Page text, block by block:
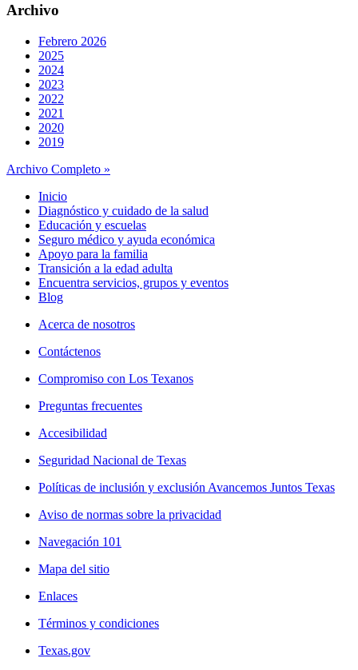
Archivo
Febrero 2026
2025
2024
2023
2022
2021
2020
2019
Archivo Completo »
Inicio
Diagnóstico y cuidado de la salud
Educación y escuelas
Seguro médico y ayuda económica
Apoyo para la familia
Transición a la edad adulta
Encuentra servicios, grupos y eventos
Blog
Acerca de nosotros
Contáctenos
Compromiso con Los Texanos
Preguntas frecuentes
Accesibilidad
Seguridad Nacional de Texas
Políticas de inclusión y exclusión Avancemos Juntos Texas
Aviso de normas sobre la privacidad
Navegación 101
Mapa del sitio
Enlaces
Términos y condiciones
Texas.gov